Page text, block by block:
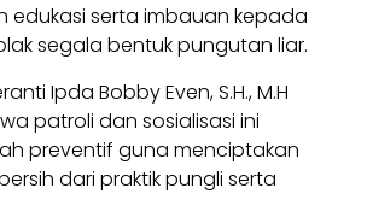
edukasi serta imbauan kepada
segala bentuk pungutan liar.
Ipda Bobby Even, S.H., M.H
patroli dan sosialisasi ini
preventif guna menciptakan
dari praktik pungli serta